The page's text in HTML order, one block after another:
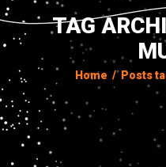
TAG
Home / Posts